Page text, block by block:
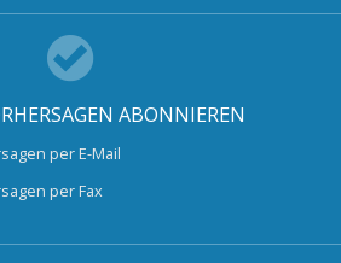
ABONNIEREN
per E-Mail
per Fax